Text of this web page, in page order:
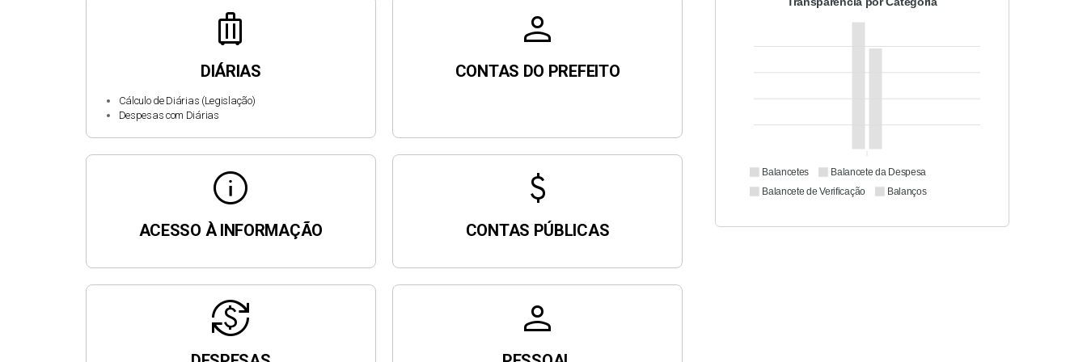
luggage
DIÁRIAS
Cálculo de Diárias (Legislação)
Despesas com Diárias
person
CONTAS DO PREFEITO
info
ACESSO À INFORMAÇÃO
attach_money
CONTAS PÚBLICAS
currency_exchange person
Balancetes
Balancete da Despesa
Balancete de Verificação
Balanços